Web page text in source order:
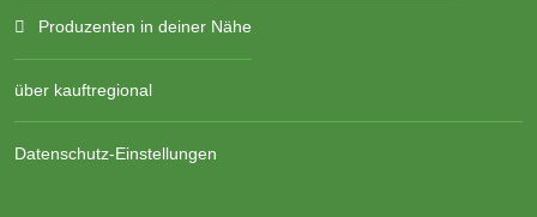
Produzenten in deiner Nähe
über kauftregional
Datenschutz-Einstellungen